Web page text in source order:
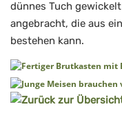
dünnes Tuch
angebracht, die aus
bestehen kann.